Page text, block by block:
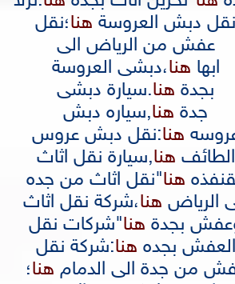
نقل دبش العروسة هنا؛نقل
عفش من الرياض الى
ابها هنا،دبشى العروسة
بجدة هنا.سيارة دبشى
جدة هنا,سياره دبش
هنا:نقل دبش عروس
الطائف هنا,سيارة نقل اثاث
هنا"نقل اثاث من جده
الرياض هنا،شركة نقل اثاث
بجدة هنا"شركات نقل
العفش بجده هنا:شركة نقل
من جدة الى الدمام هنا؛